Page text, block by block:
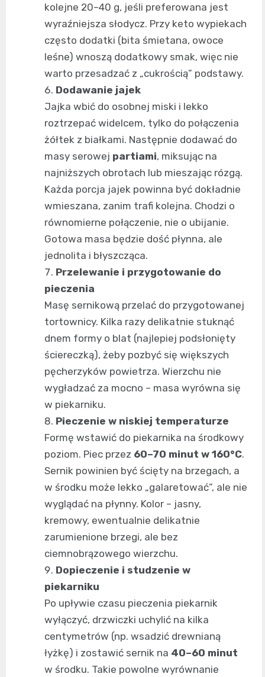
kolejne 20–40 g, jeśli preferowana jest
wyraźniejsza słodycz. Przy keto wypiekach
często dodatki (bita śmietana, owoce
leśne) wnoszą dodatkowy smak, więc nie
warto przesadzać z „cukrością” podstawy.
Dodawanie jajek
Jajka wbić do osobnej miski i lekko
roztrzepać widelcem, tylko do połączenia
żółtek z białkami. Następnie dodawać do
masy serowej partiami, miksując na
najniższych obrotach lub mieszając rózgą.
Każda porcja jajek powinna być dokładnie
wmieszana, zanim trafi kolejna. Chodzi o
równomierne połączenie, nie o ubijanie.
Gotowa masa będzie dość płynna, ale
jednolita i błyszcząca.
Przelewanie i przygotowanie do
pieczenia
Masę sernikową przelać do przygotowanej
tortownicy. Kilka razy delikatnie stuknąć
dnem formy o blat (najlepiej podsłonięty
ściereczką), żeby pozbyć się większych
pęcherzyków powietrza. Wierzchu nie
wygładzać za mocno – masa wyrówna się
w piekarniku.
Pieczenie w niskiej temperaturze
Formę wstawić do piekarnika na środkowy
poziom. Piec przez 60–70 minut w 160°C.
Sernik powinien być ścięty na brzegach, a
w środku może lekko „galaretować”, ale nie
wyglądać na płynny. Kolor – jasny,
kremowy, ewentualnie delikatnie
zarumienione brzegi, ale bez
ciemnobrązowego wierzchu.
Dopieczenie i studzenie w
piekarniku
Po upływie czasu pieczenia piekarnik
wyłączyć, drzwiczki uchylić na kilka
centymetrów (np. wsadzić drewnianą
łyżkę) i zostawić sernik na 40–60 minut
w środku. Takie powolne wyrównanie